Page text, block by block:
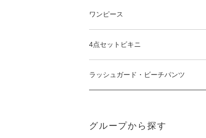
ワンピース
4点セットビキニ
ラッシュガード・ビーチパンツ
グループから探す